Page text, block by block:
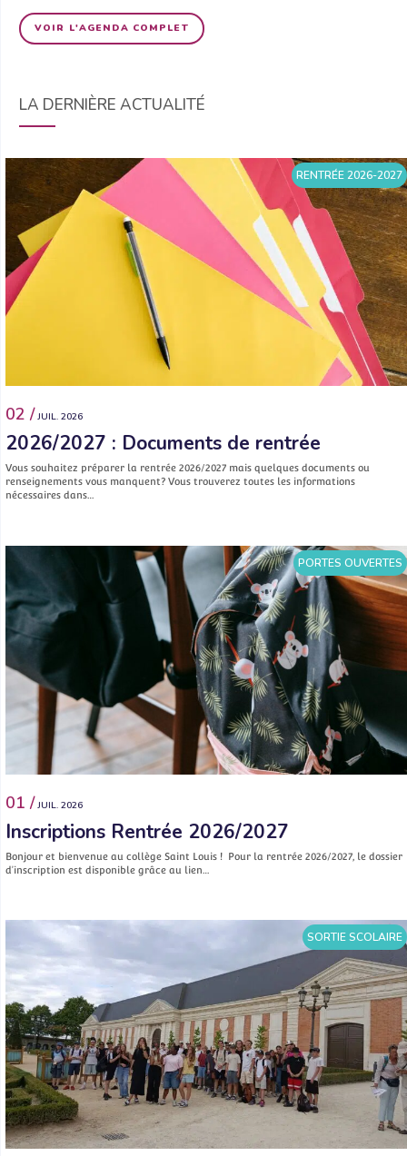
VOIR L'AGENDA COMPLET
LA DERNIÈRE ACTUALITÉ
RENTRÉE 2026-2027
02 / JUIL. 2026
2026/2027 : Documents de rentrée
Vous souhaitez préparer la rentrée 2026/2027 mais quelques documents ou
renseignements vous manquent? Vous trouverez toutes les informations
nécessaires dans…
PORTES OUVERTES
01 / JUIL. 2026
Inscriptions Rentrée 2026/2027
Bonjour et bienvenue au collège Saint Louis ! Pour la rentrée 2026/2027, le dossier
d’inscription est disponible grâce au lien…
SORTIE SCOLAIRE